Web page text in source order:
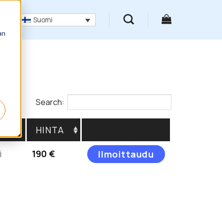
Suomi
Search:
HINTA
190 € Ilmoittaudu
Tällä